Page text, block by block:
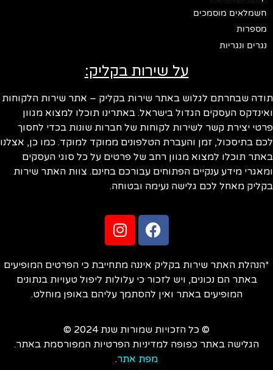
חשמלאים מוסמכים
מספרות
נגרים ונגריות
על שירות בקליק:
שבחרתם לגלוש באתר שירות בקליק – אתר שירות הלקוחות
העסקים הגדול בישראל. באתרינו תוכלו למצוא מגוון
יצירת קשר לשירות לקוחות של חברות שונות בכדי לחסוך
בתיסכול, זמן והעברת הטלפונים ממוקד למוקד. כמו כן, אצלנו
תוכלו למצוא מגוון רחב של פרטים על כל סוגי העסקים
מידע ענקיים הפתוחים עבורכם בחינם. צוות האתר שירות
מאחל לכם גלישה נעימה ובטוחה.
האתר שירות בקליק איננה מתחייבת כי הפרטים המופיעים
באתר הם נכונים, ויש לזכור כי עלולות ליפול טעויות בנתונים
המופיעים באתר ואין להסתמך עליהם באופן מוחלט.
© כל הזכויות שמורות שנת 2024 ©
הגלישה באתר כפופה למדיניות הפרטיות המפורסמת באתר.
מפת אתר.